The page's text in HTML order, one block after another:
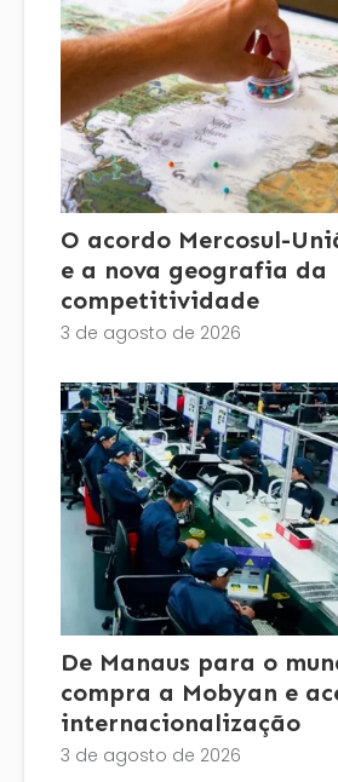
O acordo Mercosul-
e a nova geografia da
competitividade
3 de agosto de 2026
De Manaus para o
compra a Mobyan e
internacionalização
3 de agosto de 2026